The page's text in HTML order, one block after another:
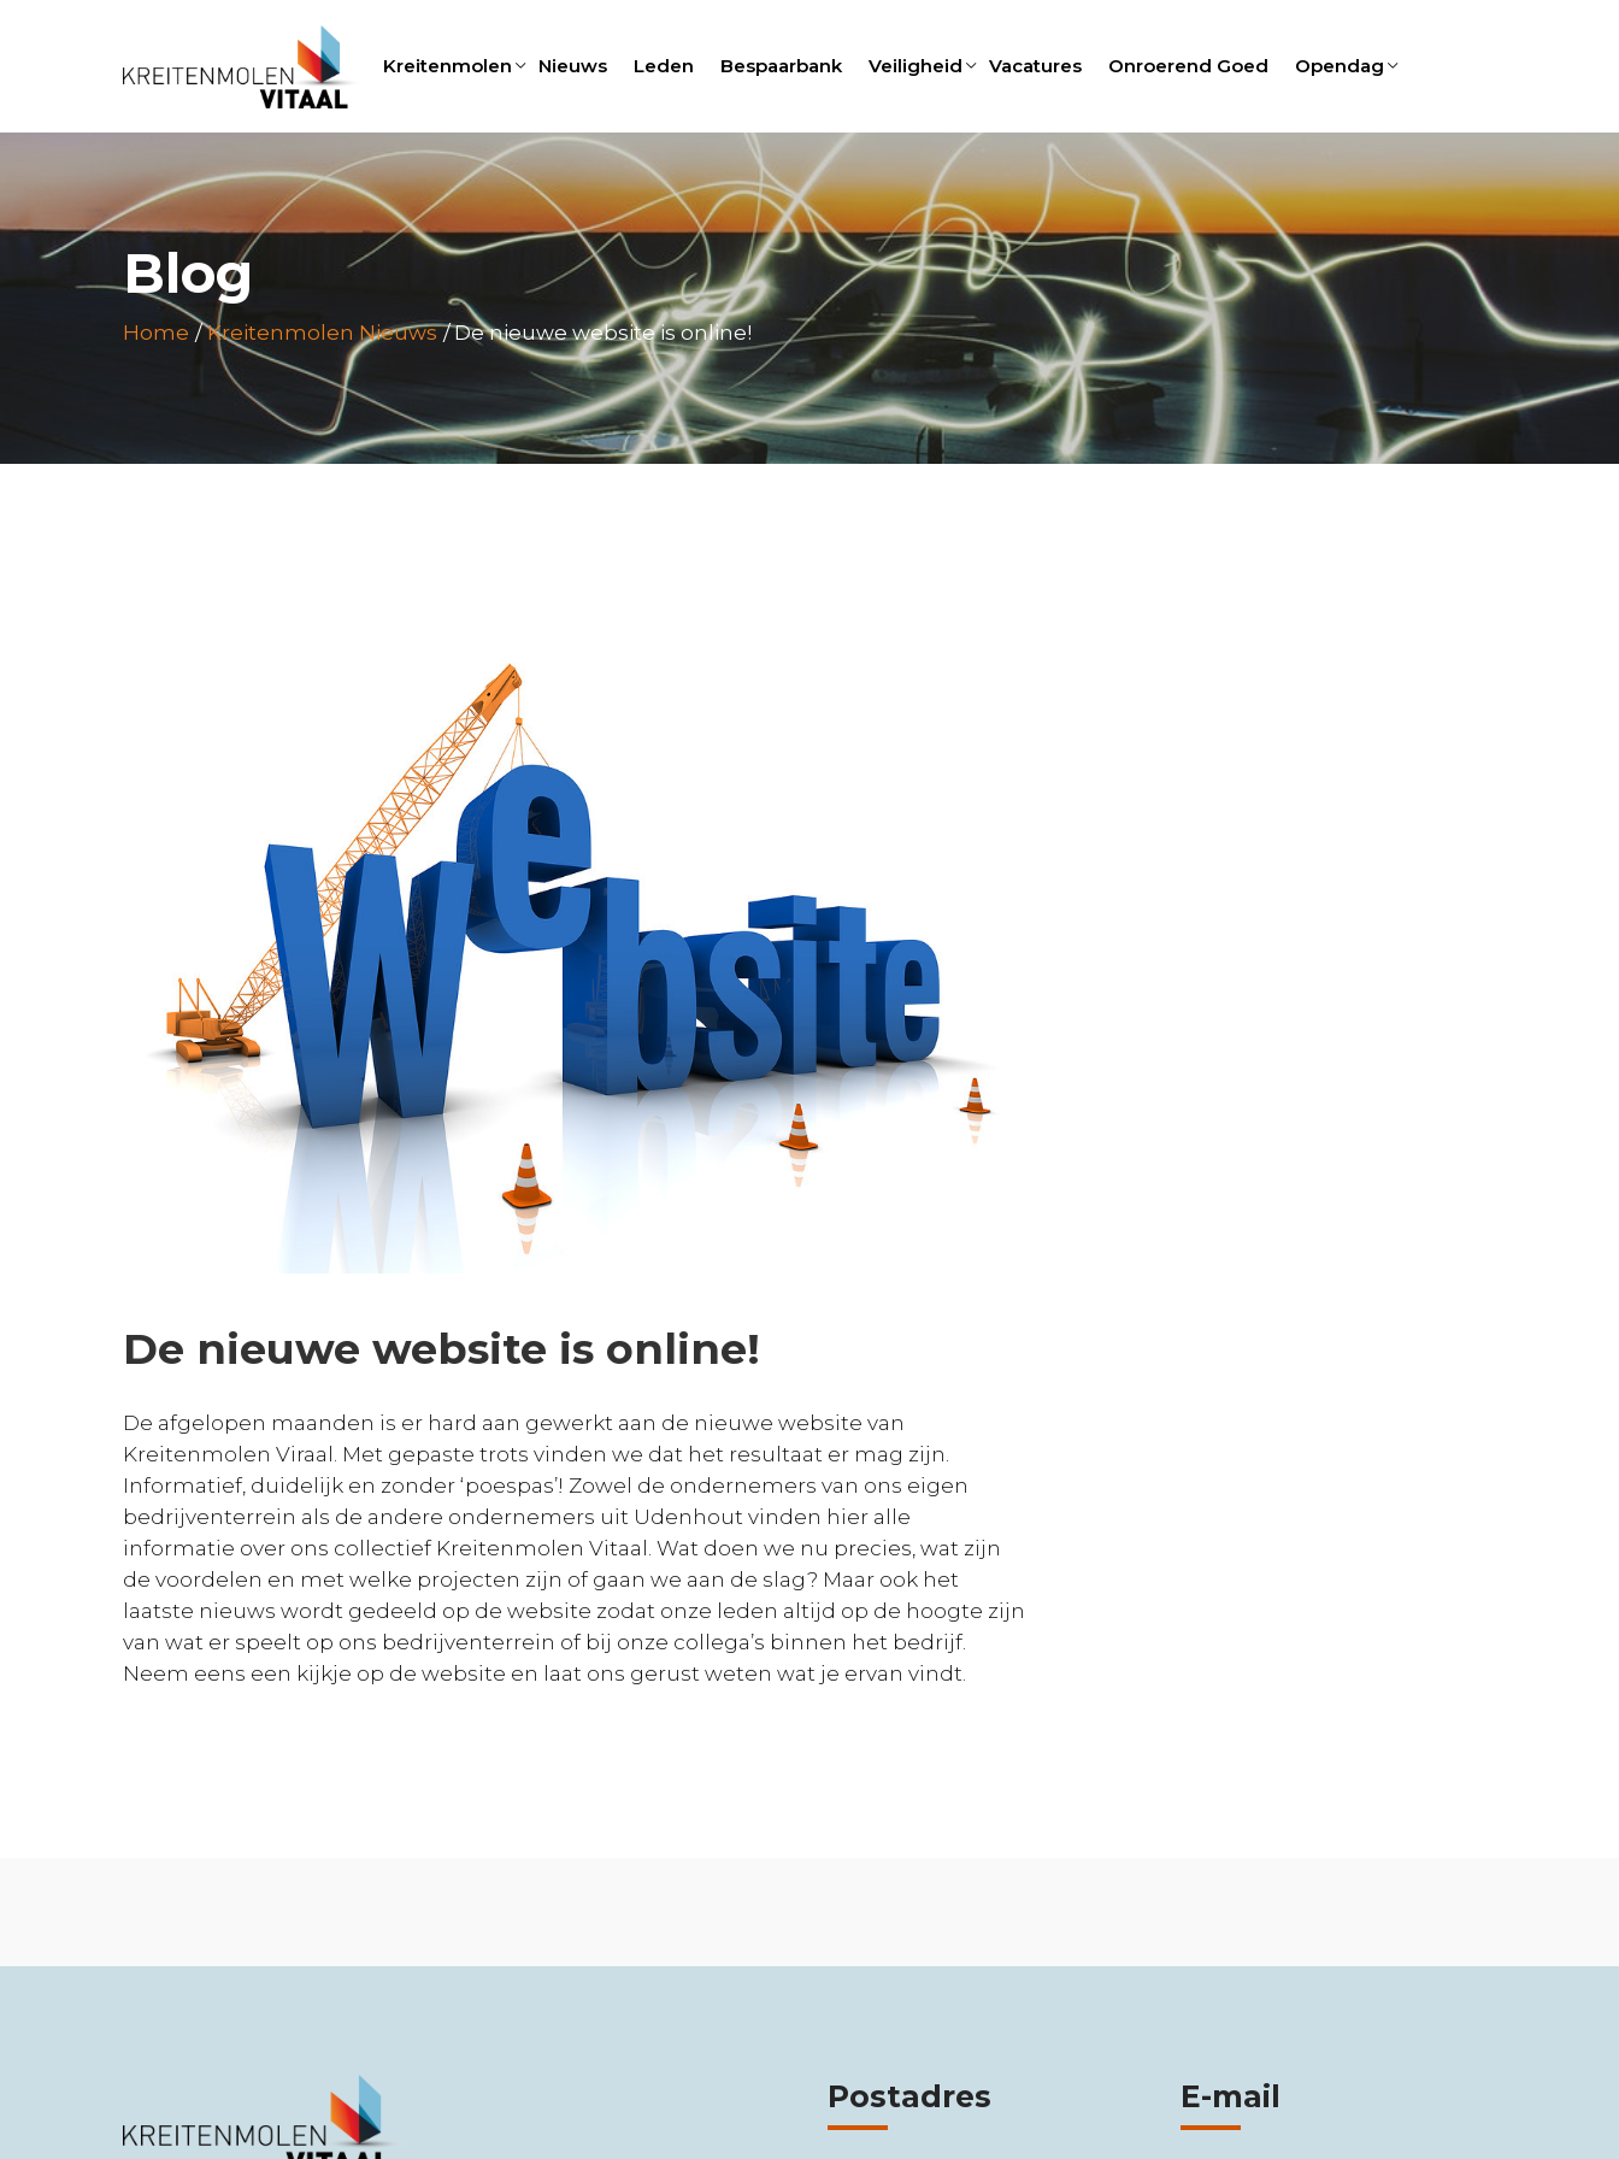
Kreitenmolen Nieuws Leden Bespaarbank Veiligheid Vacatures Onroerend Goed Opendag
Blog
Home Kreitenmolen Nieuws De nieuwe website is online!
De nieuwe website is online!
De afgelopen maanden is er hard aan gewerkt aan de nieuwe website van
Kreitenmolen Viraal. Met gepaste trots vinden we dat het resultaat er mag zijn.
Informatief, duidelijk en zonder ‘poespas’! Zowel de ondernemers van ons eigen
bedrijventerrein als de andere ondernemers uit Udenhout vinden hier alle
informatie over ons collectief Kreitenmolen Vitaal. Wat doen we nu precies, wat zijn
de voordelen en met welke projecten zijn of gaan we aan de slag? Maar ook het
laatste nieuws wordt gedeeld op de website zodat onze leden altijd op de hoogte zijn
van wat er speelt op ons bedrijventerrein of bij onze collega’s binnen het bedrijf.
Neem eens een kijkje op de website en laat ons gerust weten wat je ervan vindt.
Postadres E-mail